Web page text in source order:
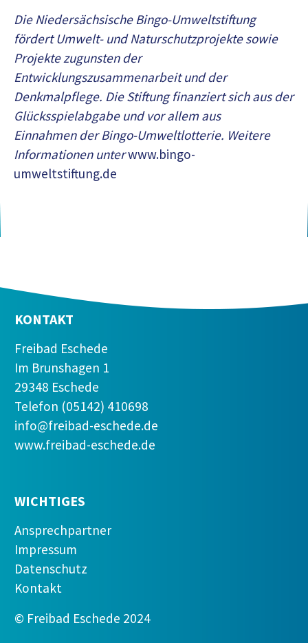
Die Niedersächsische Bingo-Umweltstiftung
fördert Umwelt- und Naturschutzprojekte sowie
Projekte zugunsten der
Entwicklungszusammenarbeit und der
Denkmalpflege. Die Stiftung finanziert sich aus der
Glücksspielabgabe und vor allem aus
Einnahmen der Bingo-Umweltlotterie. Weitere
Informationen unterwww.bingo-
umweltstiftung.de
KONTAKT
Freibad Eschede
Im Brunshagen 1
29348 Eschede
Telefon (05142) 410698
info@freibad-eschede.de
www.freibad-eschede.de
WICHTIGES
Ansprechpartner
Impressum
Datenschutz
Kontakt
© Freibad Eschede 2024